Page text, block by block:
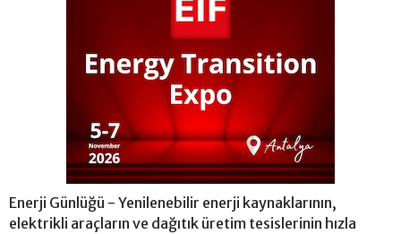
Enerji Günlüğü - Yenilenebilir enerji kaynaklarının,
elektrikli araçların ve dağıtık üretim tesislerinin hızla